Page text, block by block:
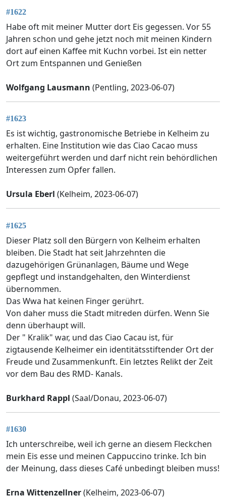
#1622
Habe oft mit meiner Mutter dort Eis gegessen. Vor 55
Jahren schon und gehe jetzt noch mit meinen Kindern
dort auf einen Kaffee mit Kuchn vorbei. Ist ein netter
Ort zum Entspannen und Genießen
Wolfgang Lausmann (Pentling, 2023-06-07)
#1623
Es ist wichtig, gastronomische Betriebe in Kelheim zu
erhalten. Eine Institution wie das Ciao Cacao muss
weitergeführt werden und darf nicht rein behördlichen
Interessen zum Opfer fallen.
Ursula Eberl (Kelheim, 2023-06-07)
#1625
Dieser Platz soll den Bürgern von Kelheim erhalten
bleiben. Die Stadt hat seit Jahrzehnten die
dazugehörigen Grünanlagen, Bäume und Wege
gepflegt und instandgehalten, den Winterdienst
übernommen.
Das Wwa hat keinen Finger gerührt.
Von daher muss die Stadt mitreden dürfen. Wenn Sie
denn überhaupt will.
Der " Kralik" war, und das Ciao Cacau ist, für
zigtausende Kelheimer ein identitätsstiftender Ort der
Freude und Zusammenkunft. Ein letztes Relikt der Zeit
vor dem Bau des RMD- Kanals.
Burkhard Rappl (Saal/Donau, 2023-06-07)
#1630
Ich unterschreibe, weil ich gerne an diesem Fleckchen
mein Eis esse und meinen Cappuccino trinke. Ich bin
der Meinung, dass dieses Café unbedingt bleiben muss!
Erna Wittenzellner(Kelheim, 2023-06-07)